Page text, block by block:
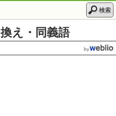
検索
え・同義語